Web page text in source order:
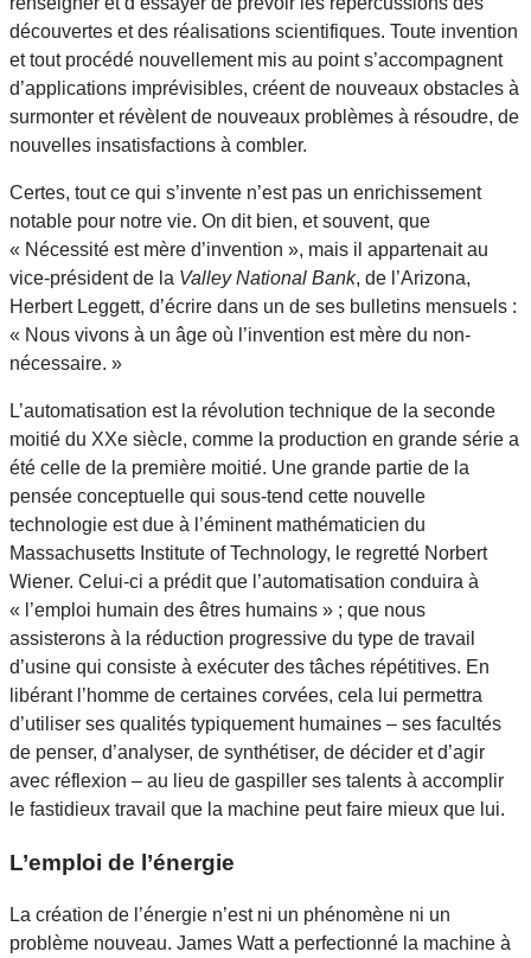
découvertes et des réalisations scientifiques. Toute invention
et tout procédé nouvellement mis au point s’accompagnent
d’applications imprévisibles, créent de nouveaux obstacles à
surmonter et révèlent de nouveaux problèmes à résoudre, de
nouvelles insatisfactions à combler.
Certes, tout ce qui s’invente n’est pas un enrichissement
notable pour notre vie. On dit bien, et souvent, que
« Nécessité est mère d’invention », mais il appartenait au
vice-président de la Valley National Bank, de l’Arizona,
Herbert Leggett, d’écrire dans un de ses bulletins mensuels :
« Nous vivons à un âge où l’invention est mère du non-
nécessaire. »
L’automatisation est la révolution technique de la seconde
moitié du XXe siècle, comme la production en grande série a
été celle de la première moitié. Une grande partie de la
pensée conceptuelle qui sous-tend cette nouvelle
technologie est due à l’éminent mathématicien du
Massachusetts Institute of Technology, le regretté Norbert
Wiener. Celui-ci a prédit que l’automatisation conduira à
« l’emploi humain des êtres humains » ; que nous
assisterons à la réduction progressive du type de travail
d’usine qui consiste à exécuter des tâches répétitives. En
libérant l’homme de certaines corvées, cela lui permettra
d’utiliser ses qualités typiquement humaines – ses facultés
de penser, d’analyser, de synthétiser, de décider et d’agir
avec réflexion – au lieu de gaspiller ses talents à accomplir
le fastidieux travail que la machine peut faire mieux que lui.
L’emploi de l’énergie
La création de l’énergie n’est ni un phénomène ni un
problème nouveau. James Watt a perfectionné la machine à